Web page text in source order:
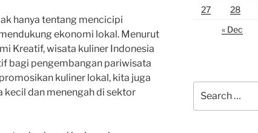
hanya tentang mencicipi
ekonomi lokal. Menurut
Kreatif, wisata kuliner Indonesia
bagi pengembangan pariwisata
kuliner lokal, kita juga
kecil dan menengah di sektor
27
28
« Dec
for: